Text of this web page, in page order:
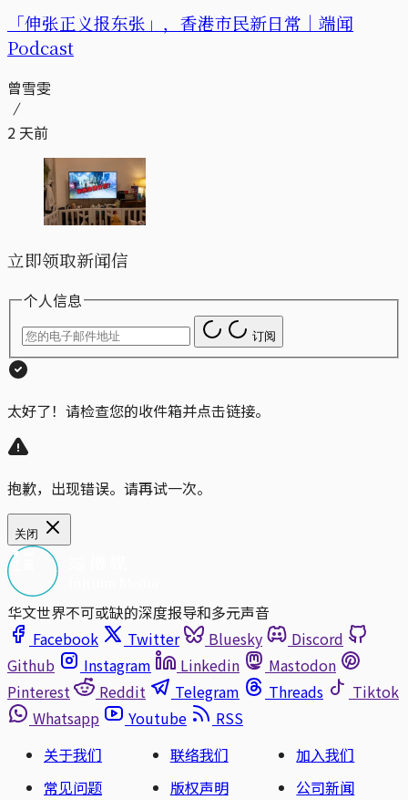
「伸张正义报东张」，香港市民新日常｜端闻
Podcast
曾雪雯
2 天前
立即领取新闻信
个人信息
订阅
太好了！请检查您的收件箱并点击链接。
抱歉，出现错误。请再试一次。
关闭
华文世界不可或缺的深度报导和多元声音
Facebook
Twitter Bluesky
Discord
Github
Instagram Linkedin
Mastodon
Pinterest
Reddit Telegram Threads
Tiktok
Whatsapp
Youtube
RSS
关于我们
联络我们
加入我们
常见问题
版权声明
公司新闻